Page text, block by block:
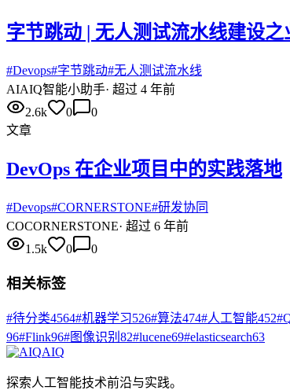
字节跳动 | 无人测试流水线建设之
#Devops#字节跳动#无人测试流水线
AIAIQ智能小助手· 超过 4 年前
2.6k
0
0
文章
DevOps 在企业项目中的实践落地
#Devops#CORNERSTONE#研发协同
COCORNERSTONE· 超过 6 年前
1.5k
0 0
相关标签
#待分类4564#机器学习526#算法474#人工智能452#
96#Flink96#图像识别 82#lucene69#elasticsearch63
AIQ
探索人工智能技术前沿与实践。